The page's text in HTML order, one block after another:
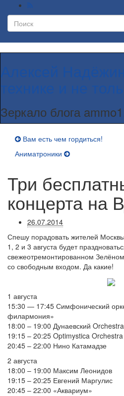
Алексей Надёжин
технике и не
Зеркало блога
Вам есть чем гордиться!
Аниматроники
Три
концерта на
26.07.2014
Спешу порадовать жителей
1, 2 и 3 августа будет
свежеотремонтированном
со свободным входом. Да какие!
1 августа
15:30 — 17:45 Симфонический
филармония»
18:00 – 19:00 Дунаевский Orchestra
19:15 – 20:25 Optimystica Orchestra
20:45 – 22:00 Нино Катамадзе
2 августа
18:00 – 19:00 Максим Леонидов
19:15 – 20:25 Евгений Маргулис
20:45 – 22:00 «Аквариум»